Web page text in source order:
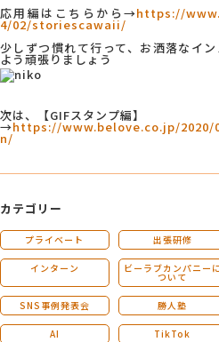
応用編はこちらから→https://
4/02/storiescawaii/
少しずつ慣れて行って、お洒落なイ
よう頑張りましょう
次は、【GIFスタンプ編】
→https://www.belove.co.jp/2020/
n/
カテゴリー
プライベート 出張研修
インターン ビーラブカンパニーに
ついて
SNS事例発表会 勝人塾
AI TikTok